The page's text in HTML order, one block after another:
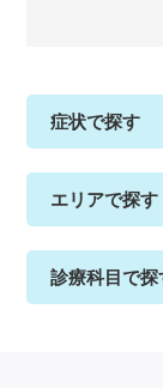
症状で探す
エリアで探す
診療科目で探